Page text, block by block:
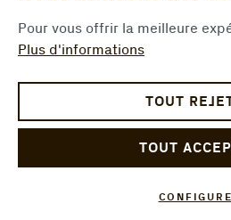
Pour vous offrir la meilleure
Plus d'informations
TOUT
TOUT